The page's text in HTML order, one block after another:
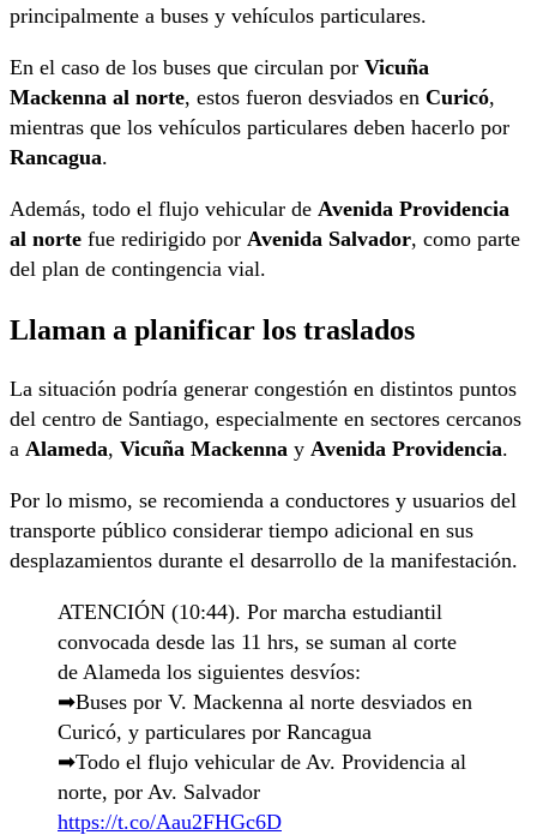
principalmente a buses y vehículos particulares.
En el caso de los buses que circulan por Vicuña
Mackenna al norte, estos fueron desviados en Curicó,
mientras que los vehículos particulares deben hacerlo por
Rancagua.
Además, todo el flujo vehicular de Avenida Providencia
al norte fue redirigido por Avenida Salvador, como parte
del plan de contingencia vial.
Llaman a planificar los traslados
La situación podría generar congestión en distintos puntos
del centro de Santiago, especialmente en sectores cercanos
a Alameda, Vicuña Mackenna y Avenida Providencia.
Por lo mismo, se recomienda a conductores y usuarios del
transporte público considerar tiempo adicional en sus
desplazamientos durante el desarrollo de la manifestación.
ATENCIÓN (10:44). Por marcha estudiantil
convocada desde las 11 hrs, se suman al corte
de Alameda los siguientes desvíos:
➡Buses por V. Mackenna al norte desviados en
Curicó, y particulares por Rancagua
➡Todo el flujo vehicular de Av. Providencia al
norte, por Av. Salvador
https://t.co/Aau2FHGc6D